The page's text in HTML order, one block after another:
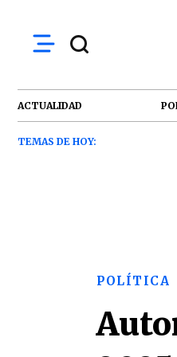
ACTUALIDAD
TEMAS DE HOY:
POLÍTICA